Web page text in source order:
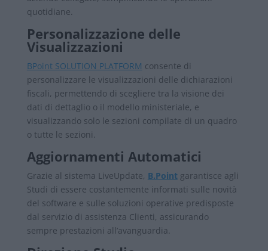
quotidiane.
Personalizzazione delle
Visualizzazioni
BPoint SOLUTION PLATFORM consente di
personalizzare le visualizzazioni delle dichiarazioni
fiscali, permettendo di scegliere tra la visione dei
dati di dettaglio o il modello ministeriale, e
visualizzando solo le sezioni compilate di un quadro
o tutte le sezioni.
Aggiornamenti Automatici
Grazie al sistema LiveUpdate, B.Pointgarantisce agli
Studi di essere costantemente informati sulle novità
del software e sulle soluzioni operative predisposte
dal servizio di assistenza Clienti, assicurando
sempre prestazioni all’avanguardia.